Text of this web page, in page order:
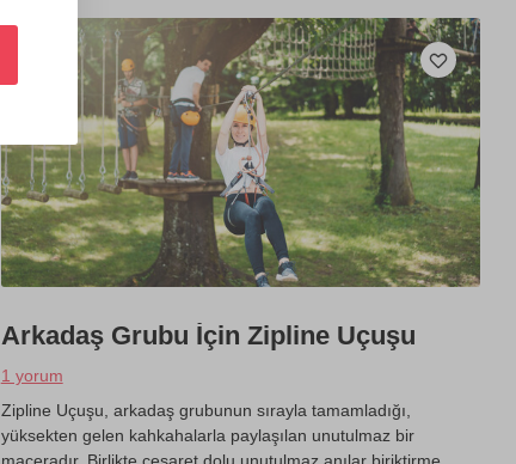
Arkadaş Grubu İçin Zipline Uçuşu
1 yorum
Zipline Uçuşu, arkadaş grubunun sırayla tamamladığı,
yüksekten gelen kahkahalarla paylaşılan unutulmaz bir